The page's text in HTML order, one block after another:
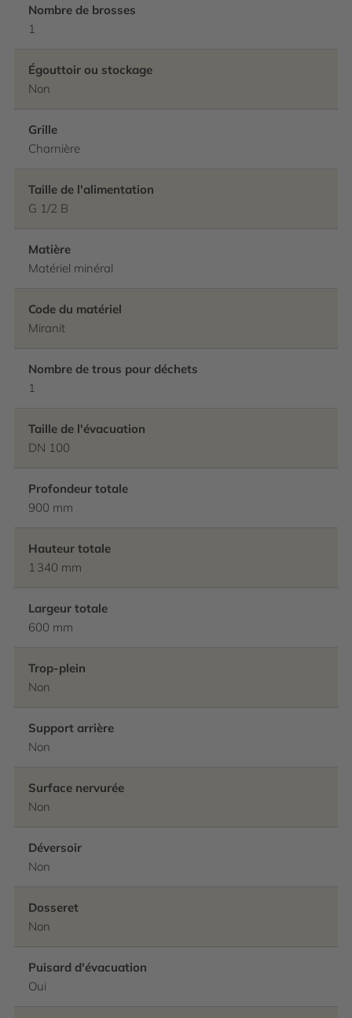
Nombre de brosses
1
Égouttoir ou stockage
Non
Grille
Charnière
Taille de l'alimentation
G 1/2 B
Matière
Matériel minéral
Code du matériel
Miranit
Nombre de trous pour déchets
1
Taille de l'évacuation
DN 100
Profondeur totale
900 mm
Hauteur totale
1 340 mm
Largeur totale
600 mm
Trop-plein
Non
Support arrière
Non
Surface nervurée
Non
Déversoir
Non
Dosseret
Non
Puisard d'évacuation
Oui